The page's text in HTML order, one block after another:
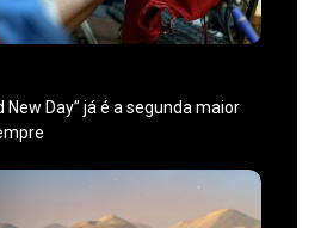
New Day” já é a segunda maior